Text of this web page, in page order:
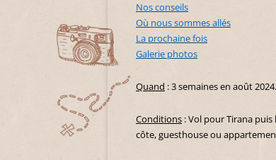
Nos conseils
Où nous sommes allés
La prochaine fois
Galerie photos
Quand : 3 semaines en août 2024.
Conditions : Vol pour Tirana
côte, guesthouse ou